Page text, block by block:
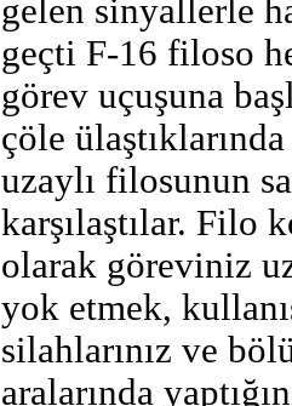
gelen sinyallerle
geçti F-16 filoso
görev uçuşuna
çöle
uzaylı filosunun
karşılaştılar. Filo
olarak göreviniz
yok etmek,
silahlarınız ve
aralarında